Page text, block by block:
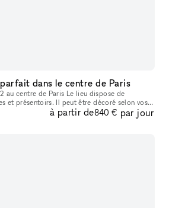
dans le centre de Paris
au centre de Paris Le lieu dispose de
et présentoirs. Il peut être décoré selon vos
à partir de840 € par jour